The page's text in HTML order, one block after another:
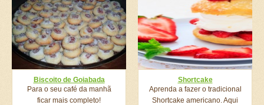
Biscoito de Goiabada
Para o seu café da manhã
ficar mais completo!
Shortcake
Aprenda a fazer o tradicional
Shortcake americano. Aqui